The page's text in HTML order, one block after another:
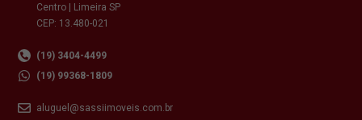
Centro | Limeira SP
CEP: 13.480-021
(19) 3404-4499
(19) 99368-1809
aluguel@sassiimoveis.com.br